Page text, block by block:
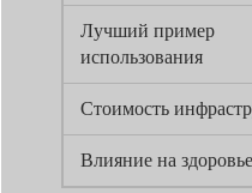
Лучший пример
использования
Стоимость
Влияние на